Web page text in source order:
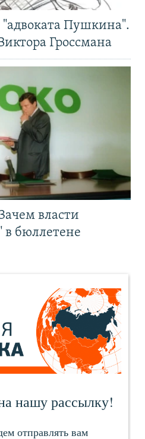
"адвоката Пушкина".
Гроссмана
власти
в бюллетене